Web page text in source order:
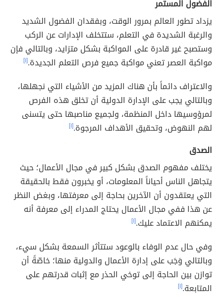
الفضول المستمر
يزداد تطور العالم بمرور الوقت، وبفقدان الفضول الشديد
والرغبة الشديدة في التعلم، ستتخلف الإدارات عن الركب
وستصبح غير قادرة على المواكبة بشكل متزايد، وبالتالي فإن
مواكبة العصر تعني مواكبة جميع فرص التعلم الجديدة.[١]
والاعتراف دائماً بأن هناك المزيد من الأشياء التي نجهلها،
وبالتالي يجب على الإدارة الدولية أن تخلق هذه الفرص
لمرؤوسيها داخل المنظمة، ولجميع مناصبها حتى يتسنى
لهم النهوض، وتحقيق الأهداف المرجوة.[١]
الصدق
يختلف مفهوم الصدق بشكل كبير في مجال الأعمال؛ حيث
يتجاهل الناس أحياناً المعلومات، أو يخبرون فقط بالحقيقة
التي يعتقدون أن الآخرين بحاجة إلى معرفتها، وبغض النظر
عن هذا ففي مجال الأعمال يحتاج المدراء إلى معرفة أنه
يمكنهم الاعتماد عليك.[١]
وفي حال عدم الوفاء بالوعود ستتأثر السمعة بشكل سيء،
وبالتالي وَجَب على إدارة الأعمال والدولية منها؛ خاصّةً أن
توازن بين الحاجة إلى توخي الحذر مع إثبات قدرتهم على
المتابعة.[١]